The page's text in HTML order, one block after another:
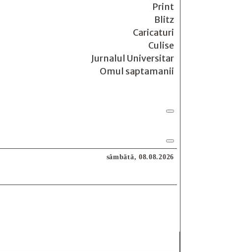
Print
Blitz
Caricaturi
Culise
Jurnalul Universitar
Omul saptamanii
sâmbătă, 08.08.2026